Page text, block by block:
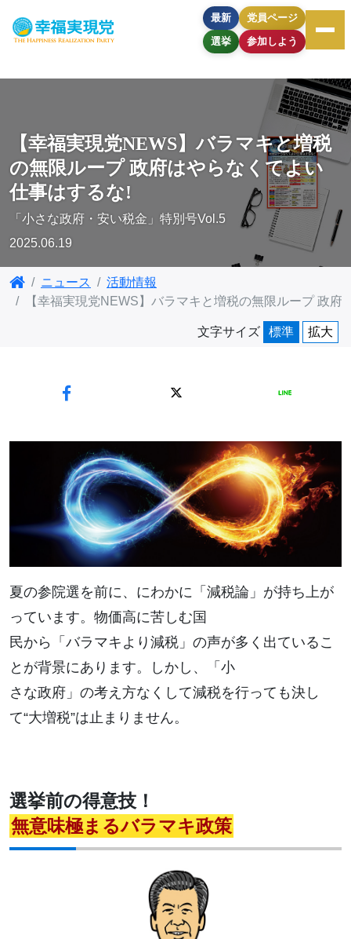
最新
選挙
党員ページ
参加しよう
【幸福実現党NEWS】バラマキと増税
の無限ループ 政府はやらなくてよい
仕事はするな!
「小さな政府・安い税金」特別号Vol.5
2025.06.19
ニュース
活動情報
【幸福実現党NEWS】バラマキと増税の無限ループ 政府
文字サイズ 標準 拡大
夏の参院選を前に、にわかに「減税論」が持ち上が
っています。物価高に苦しむ国
民から「バラマキより減税」の声が多く出ているこ
とが背景にあります。しかし、「小
さな政府」の考え方なくして減税を行っても決し
て“大増税”は止まりません。
選挙前の得意技！
無意味極まるバラマキ政策